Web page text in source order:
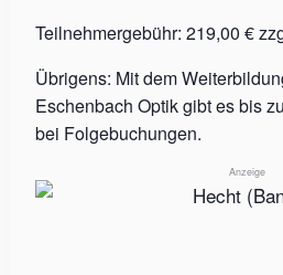
Teilnehmergebühr: 219,00 €
Übrigens: Mit dem
Eschenbach Optik gibt es bis
bei Folgebuchungen.
Anzeige